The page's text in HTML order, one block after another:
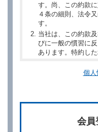
す。尚、この約款
４条の細則、法令
す。
当社は、この約款
びに一般の慣習に
あります。特約し
別に定める料金表
個人
会員